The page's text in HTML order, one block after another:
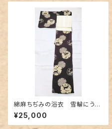
綿麻ちぢみの浴衣 雪輪にうさ
ぎ柄
¥25,000